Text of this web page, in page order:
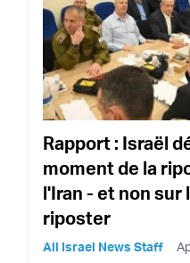
Rapport : Israël
moment de la
l'Iran - et non sur
riposter
All Israel News Staff